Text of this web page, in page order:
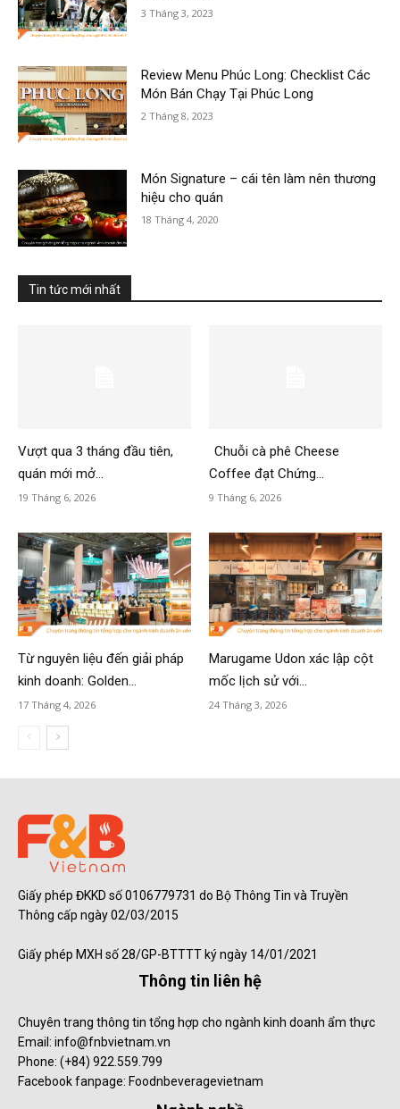
3 Tháng 3, 2023
Review Menu Phúc Long: Checklist Các
Món Bán Chạy Tại Phúc Long
2 Tháng 8, 2023
Món Signature – cái tên làm nên thương
hiệu cho quán
18 Tháng 4, 2020
Tin tức mới nhất
Vượt qua 3 tháng đầu tiên,
quán mới mở...
19 Tháng 6, 2026
Chuỗi cà phê Cheese
Coffee đạt Chứng...
9 Tháng 6, 2026
Từ nguyên liệu đến giải pháp
kinh doanh: Golden...
17 Tháng 4, 2026
Marugame Udon xác lập cột
mốc lịch sử với...
24 Tháng 3, 2026
Giấy phép ĐKKD số 0106779731 do Bộ Thông Tin và Truyền
Thông cấp ngày 02/03/2015
Giấy phép MXH số 28/GP-BTTTT ký ngày 14/01/2021
Thông tin liên hệ
Chuyên trang thông tin tổng hợp cho ngành kinh doanh ẩm thực
Email: info@fnbvietnam.vn
Phone: (+84) 922.559.799
Facebook fanpage: Foodnbeveragevietnam